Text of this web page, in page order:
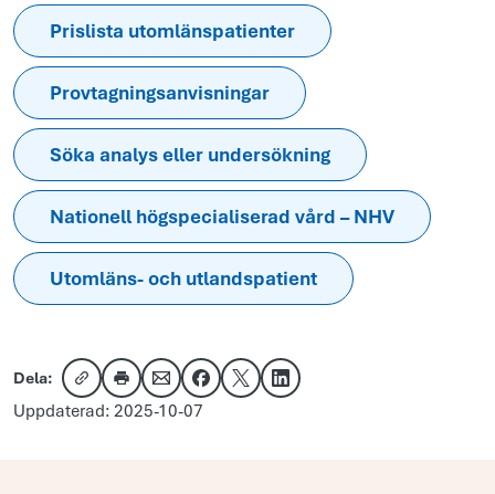
Prislista utomlänspatienter
Provtagningsanvisningar
Söka analys eller undersökning
Nationell högspecialiserad vård – NHV
Utomläns- och utlandspatient
Dela:
Kopiera länk
Skriv utDela via e-post
Dela på Facebook
Dela på XDela på LinkedIn
Uppdaterad: 2025-10-07